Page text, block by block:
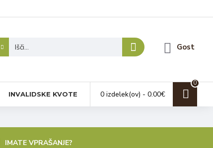
Gost
INVALIDSKE KVOTE 0 izdelek(ov) - 0.00€
0
IMATE VPRAŠANJE?